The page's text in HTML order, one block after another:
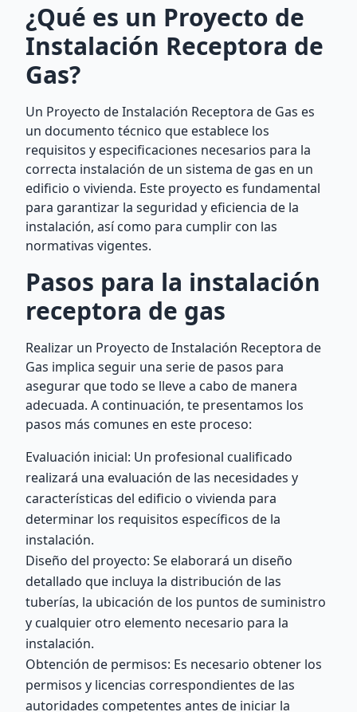
¿Qué es un Proyecto de
Instalación Receptora de
Gas?
Un Proyecto de Instalación Receptora de Gas es
un documento técnico que establece los
requisitos y especificaciones necesarios para la
correcta instalación de un sistema de gas en un
edificio o vivienda. Este proyecto es fundamental
para garantizar la seguridad y eficiencia de la
instalación, así como para cumplir con las
normativas vigentes.
Pasos para la instalación
receptora de gas
Realizar un Proyecto de Instalación Receptora de
Gas implica seguir una serie de pasos para
asegurar que todo se lleve a cabo de manera
adecuada. A continuación, te presentamos los
pasos más comunes en este proceso:
Evaluación inicial: Un profesional cualificado
realizará una evaluación de las necesidades y
características del edificio o vivienda para
determinar los requisitos específicos de la
instalación.
Diseño del proyecto: Se elaborará un diseño
detallado que incluya la distribución de las
tuberías, la ubicación de los puntos de suministro
y cualquier otro elemento necesario para la
instalación.
Obtención de permisos: Es necesario obtener los
permisos y licencias correspondientes de las
autoridades competentes antes de iniciar la